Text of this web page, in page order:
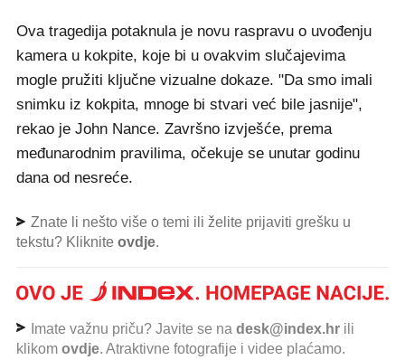
Ova tragedija potaknula je novu raspravu o uvođenju
kamera u kokpite, koje bi u ovakvim slučajevima
mogle pružiti ključne vizualne dokaze. "Da smo imali
snimku iz kokpita, mnoge bi stvari već bile jasnije",
rekao je John Nance. Završno izvješće, prema
međunarodnim pravilima, očekuje se unutar godinu
dana od nesreće.
Znate li nešto više o temi ili želite prijaviti grešku u
tekstu? Kliknite ovdje.
Imate važnu priču? Javite se na desk@index.hr ili
klikom ovdje. Atraktivne fotografije i videe plaćamo.